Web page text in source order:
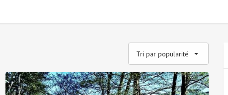
Tri par popularité